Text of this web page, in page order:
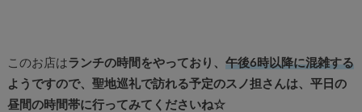
このお店はランチの時間をやっており、 午後6時以降に混雑する
ようですので、聖地巡礼で訪れる予定のスノ担さんは、平日の
昼間の時間帯に行ってみてくださいね☆